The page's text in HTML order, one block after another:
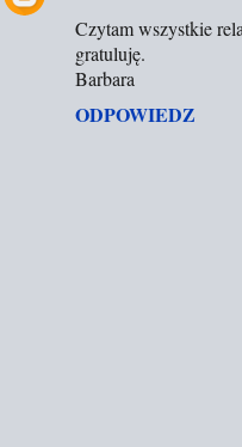
Czytam wszystkie
gratuluję.
Barbara
ODPOWIEDZ